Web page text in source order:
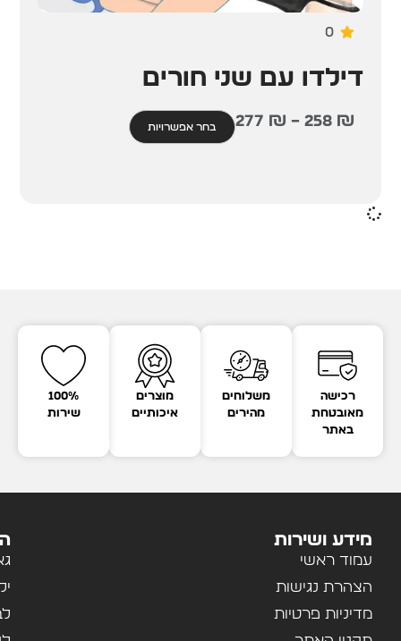
0
דילדו עם שני חורים
258 ₪
–
277 ₪ בחר אפשרויות
רכישה
מאובטחת
באתר
משלוחים
מהירים
מוצרים
איכותיים
100%
שירות
מידע ושירות
עמוד ראשי
הצהרת נגישות
מדיניות פרטיות